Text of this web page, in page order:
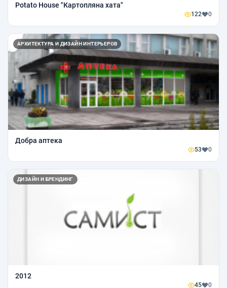
Potato House "Картопляна хата"
122 0
АРХИТЕКТУРА И ДИЗАЙН ИНТЕРЬЕРОВ
Добра аптека
53 0
ДИЗАЙН И БРЕНДИНГ
2012
45 0